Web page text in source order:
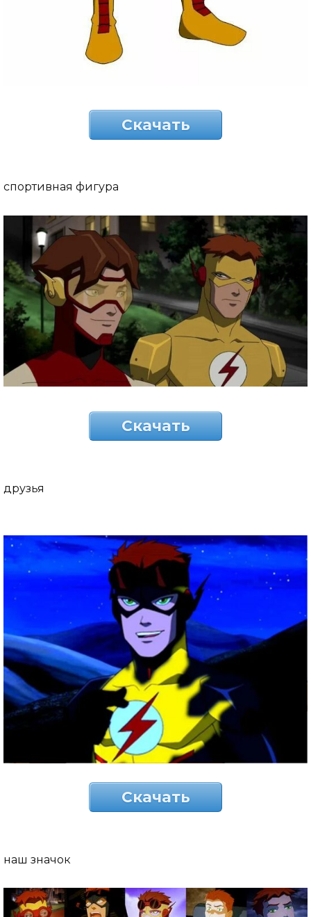
Скачать
спортивная фигура
Скачать
друзья
Скачать
наш значок